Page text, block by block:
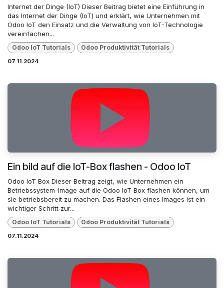
Internet der Dinge (IoT) Dieser Beitrag bietet eine Einführung in
das Internet der Dinge (IoT) und erklärt, wie Unternehmen mit
Odoo IoT den Einsatz und die Verwaltung von IoT-Technologie
vereinfachen...
Odoo loT Tutorials Odoo Produktivität Tutorials
07.11.2024
Ein bild auf die IoT-Box flashen - Odoo IoT
Odoo IoT Box Dieser Beitrag zeigt, wie Unternehmen ein
Betriebssystem-Image auf die Odoo IoT Box flashen können, um
sie betriebsbereit zu machen. Das Flashen eines Images ist ein
wichtiger Schritt zur...
Odoo loT Tutorials Odoo Produktivität Tutorials
07.11.2024